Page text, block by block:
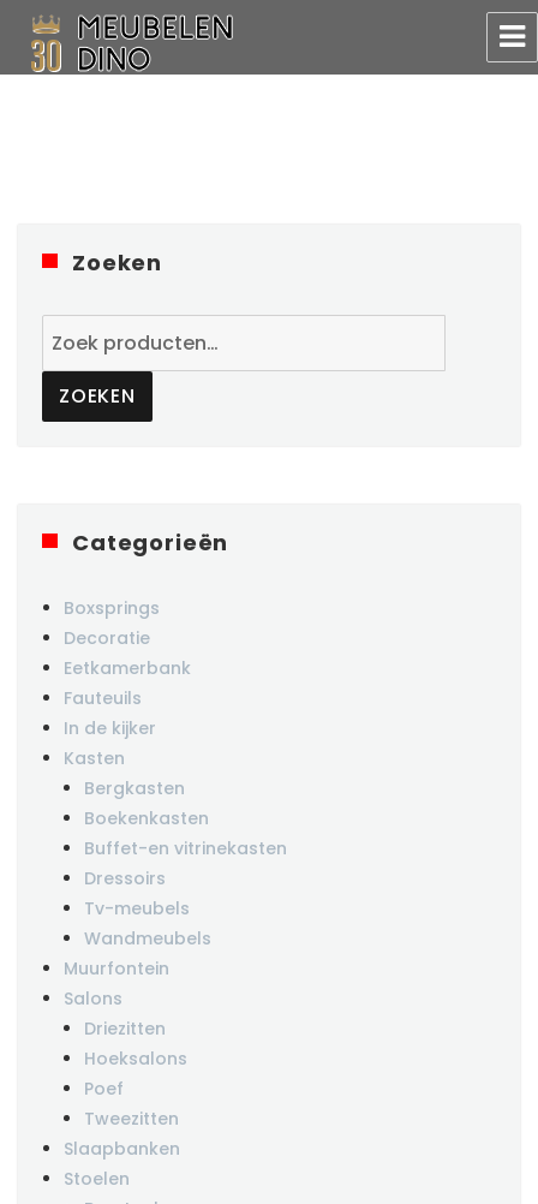
Zoeken
naar:
ZOEKEN
Categorieën
Boxsprings
Decoratie
Eetkamerbank
Fauteuils
In de kijker
Kasten
Bergkasten
Boekenkasten
Buffet-en vitrinekasten
Dressoirs
Tv-meubels
Wandmeubels
Muurfontein
Salons
Driezitten
Hoeksalons
Poef
Tweezitten
Slaapbanken
Stoelen